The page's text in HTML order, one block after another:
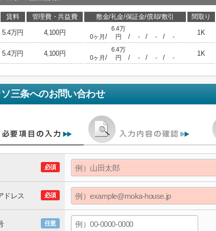
賃料 管理費・共益費 敷金/礼金/保証金/償却/敷引 間取り
5.4万円 4,100円
0ヶ月 /
6.4万
円
/ - / - / -
1K
5.4万円 4,100円
0ヶ月 /
6.4万
円
/ - / - / -
1K
三条へのお問い合わせ
必須
必須
ドレス
任意